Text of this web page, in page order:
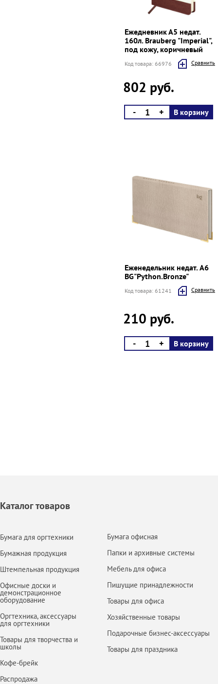
Ежедневник А5 недат.
160л. Brauberg "Imperial",
под кожу, коричневый
Код товара: 66976 Cравнить
802 руб.
- + В корзину
Еженедельник недат. A6
BG"Python.Bronze"
Код товара: 61241 Cравнить
210 руб.
- + В корзину
Каталог товаров
Бумага для оргтехники
Бумажная продукция
Штемпельная продукция
Офисные доски и
демонстрационное
оборудование
Оргтехника, аксессуары
для оргтехники
Товары для творчества и
школы
Кофе-брейк
Распродажа
Бумага офисная
Папки и архивные системы
Мебель для офиса
Пишущие принадлежности
Товары для офиса
Хозяйственные товары
Подарочные бизнес-аксессуары
Товары для праздника